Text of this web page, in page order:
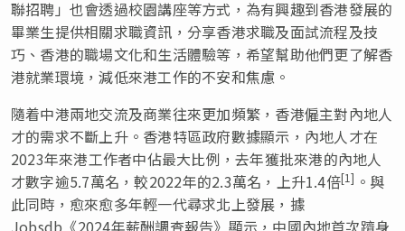
聯招聘」也會透過校園講座等方式，為有興趣到香港發展的
畢業生提供相關求職資訊，分享香港求職及面試流程及技
巧、香港的職場文化和生活體驗等，希望幫助他們更了解香
港就業環境，減低來港工作的不安和焦慮。
隨着中港兩地交流及商業往來更加頻繁，香港僱主對內地人
才的需求不斷上升。香港特區政府數據顯示，內地人才在
2023年來港工作者中佔最大比例，去年獲批來港的內地人
才數字逾5.7萬名，較2022年的2.3萬名，上升1.4倍[1] 。與
此同時，愈來愈多年輕一代尋求北上發展，據
Jobsdb《2024年薪酬調查報告》顯示，中國內地首次躋身